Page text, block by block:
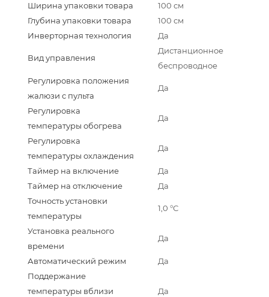
Ширина упаковки товара
100 см
Глубина упаковки товара
100 см
Инверторная технология
Да
Вид управления
Дистанционное
беспроводное
Регулировка положения
жалюзи с пульта
Да
Регулировка
температуры обогрева
Да
Регулировка
температуры охлаждения
Да
Таймер на включение
Да
Таймер на отключение
Да
Точность установки
температуры
1,0 °С
Установка реального
времени
Да
Автоматический режим
Да
Поддержание
температуры вблизи
Да